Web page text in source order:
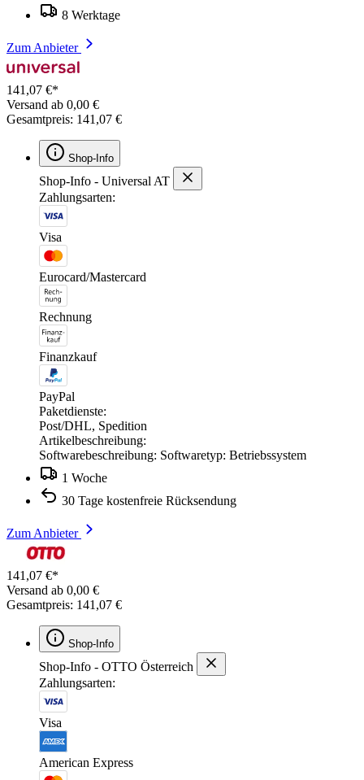
8 Werktage
Zum Anbieter
141,07 €*
Versand ab 0,00 €
Gesamtpreis: 141,07 €
Shop-Info
Shop-Info - Universal AT
Zahlungsarten:
Visa
Eurocard/Mastercard
Rechnung
Finanzkauf
PayPal
Paketdienste:
Post/DHL, Spedition
Artikelbeschreibung:
Softwarebeschreibung: Softwaretyp: Betriebssystem
1 Woche
30 Tage kostenfreie Rücksendung
Zum Anbieter
141,07 €*
Versand ab 0,00 €
Gesamtpreis: 141,07 €
Shop-Info
Shop-Info - OTTO Österreich
Zahlungsarten:
Visa
American Express